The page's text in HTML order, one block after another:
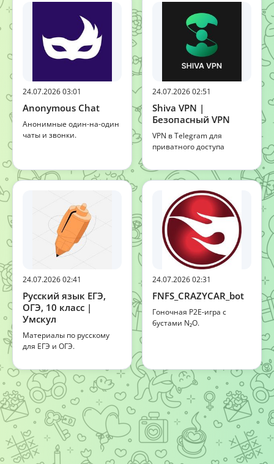
24.07.2026 03:01
Anonymous Chat
Анонимные один-на-один
чаты и звонки.
24.07.2026 02:51
Shiva VPN |
Безопасный VPN
VPN в Telegram для
приватного доступа
24.07.2026 02:41
Русский язык ЕГЭ,
ОГЭ, 10 класс |
Умскул
Материалы по русскому
для ЕГЭ и ОГЭ.
24.07.2026 02:31
FNFS_CRAZYCAR_bot
Гоночная P2E-игра с
бустами N₂O.